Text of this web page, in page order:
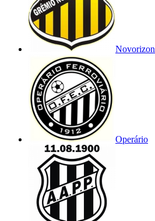
Operário